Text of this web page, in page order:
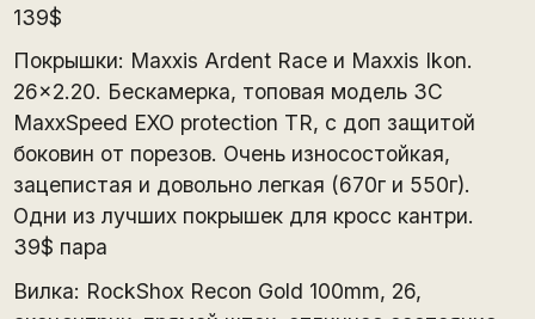
139$
Покрышки: Maxxis Ardent Race и Maxxis Ikon.
26x2.20. Бескамерка, топовая модель 3C
MaxxSpeed EXO protection TR, с доп защитой
боковин от порезов. Очень износостойкая,
зацепистая и довольно легкая (670г и 550г).
Одни из лучших покрышек для кросс кантри.
39$ пара
Вилка: RockShox Recon Gold 100mm, 26,